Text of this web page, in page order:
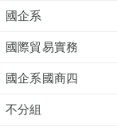
國企系
國際貿易實務
國企系國商四
不分組